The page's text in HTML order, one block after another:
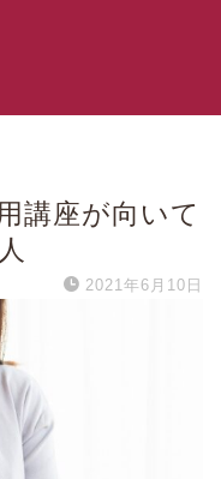
講座が向いて
2021年6月10日